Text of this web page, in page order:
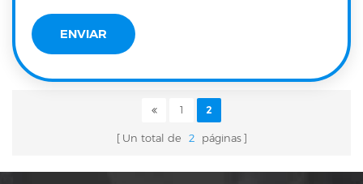
1 2
Un total de 2 páginas